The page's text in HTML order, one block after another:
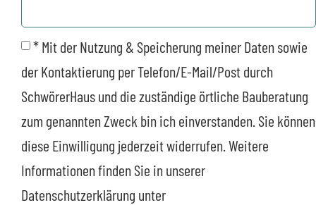
* Mit der Nutzung & Speicherung meiner Daten sowie
der Kontaktierung per Telefon/E-Mail/Post durch
SchwörerHaus und die zuständige örtliche Bauberatung
zum genannten Zweck bin ich einverstanden. Sie können
diese Einwilligung jederzeit widerrufen. Weitere
Informationen finden Sie in unserer
Datenschutzerklärung unter